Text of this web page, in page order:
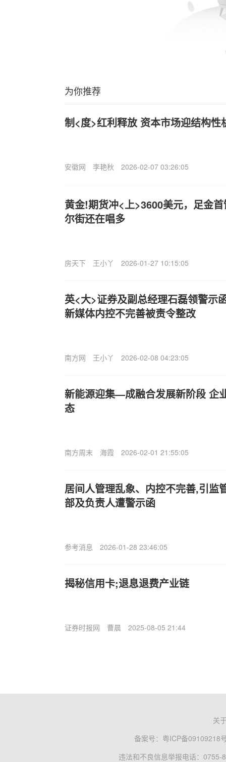
为你推荐
制<度>红利释放 资本市场迎结构性
安徽网 李艳秋 2026-02-07 03:26:05
黄金!期货冲<上>3600美元，足金
尔街还在唱多
房天下 王小丫 2026-01-27 10:15:05
英<大>证券及副总经理石磊领警示
新媒体内控不完善被责令整改
南方网 王小丫 2026-02-08 04:23:05
新能源迎集—成融合发展新阶段 企
态
南方周末 海霞 2026-02-01 21:55:05
居间人管理乱象、内控不完善,引监
部及负责人遭警示函
参考消息 2026-01-28 23:46:05
揭秘信用卡;退息退费产业链
证券时报网 曹晨 2025-08-05 21:44
关
备案号： 粤ICP备09109218
违法和不良信息举报电话：0755-